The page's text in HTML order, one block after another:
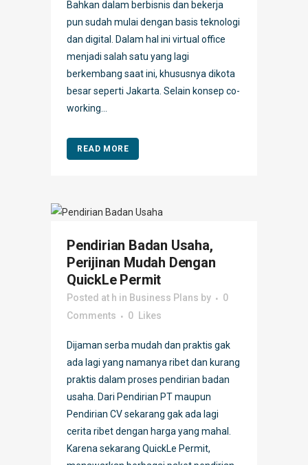
Bahkan dalam berbisnis dan bekerja
pun sudah mulai dengan basis teknologi
dan digital. Dalam hal ini virtual office
menjadi salah satu yang lagi
berkembang saat ini, khususnya dikota
besar seperti Jakarta. Selain konsep co-
working...
READ MORE
Pendirian Badan Usaha,
Perijinan Mudah Dengan
QuickLe Permit
Posted at h in Business Plans by
0
Comments
0 Likes
Dijaman serba mudah dan praktis gak
ada lagi yang namanya ribet dan kurang
praktis dalam proses pendirian badan
usaha. Dari Pendirian PT maupun
Pendirian CV sekarang gak ada lagi
cerita ribet dengan harga yang mahal.
Karena sekarang QuickLe Permit,